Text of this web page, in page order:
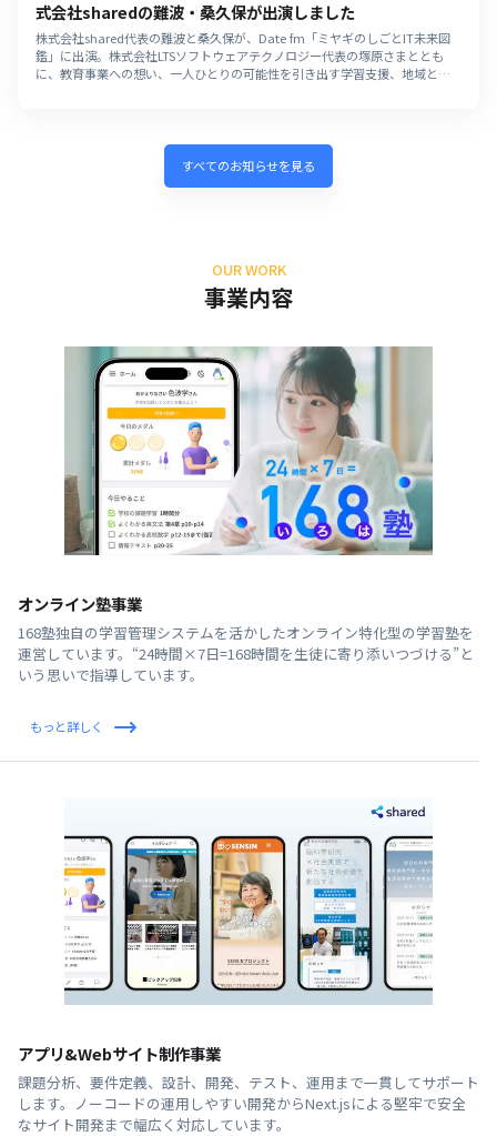
式会社sharedの難波・桑久保が出演しました
株式会社shared代表の難波と桑久保が、Date fm「ミヤギのしごとIT未来図
鑑」に出演。株式会社LTSソフトウェアテクノロジー代表の塚原さまととも
に、教育事業への想い、一人ひとりの可能性を引き出す学習支援、地域とと
すべてのお知らせを見る
OUR WORK
事業内容
オンライン塾事業
168塾独自の学習管理システムを活かしたオンライン特化型の学習塾を
運営しています。“24時間×7日=168時間を生徒に寄り添いつづける”と
いう思いで指導しています。
もっと詳しく
アプリ&Webサイト制作事業
課題分析、要件定義、設計、開発、テスト、運用まで一貫してサポート
します。ノーコードの運用しやすい開発からNext.jsによる堅牢で安全
なサイト開発まで幅広く対応しています。